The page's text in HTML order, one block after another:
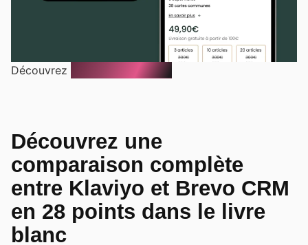
Découvrez
Découvrez une
comparaison complète
entre Klaviyo et Brevo CRM
en 28 points dans le livre
blanc